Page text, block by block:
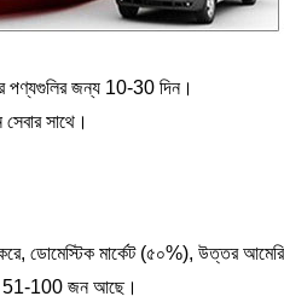
পণ্যগুলির জন্য 10-30 দিন।
সাথে।
ডোমেস্টিক মার্কেট (৫০%), উত্তর
51-100 জন আছে।